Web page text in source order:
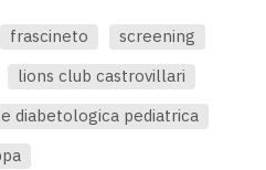
frascineto
screening
lions club castrovillari
diabetologica pediatrica